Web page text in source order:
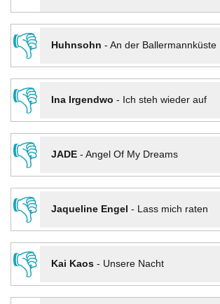
👎
Huhnsohn - An der Ballermannküste
👎
Ina Irgendwo - Ich steh wieder auf
👎
JADE- Angel Of My Dreams
👎
Jaqueline Engel - Lass mich raten
👎
Kai Kaos- Unsere Nacht